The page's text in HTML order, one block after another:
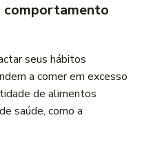
comportamento
seus hábitos
a comer em excesso
de alimentos
saúde, como a